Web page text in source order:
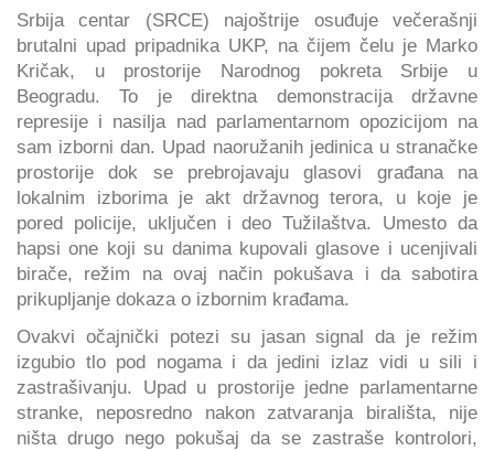
Srbija centar (SRCE) najoštrije osuđuje večerašnji
brutalni upad pripadnika UKP, na čijem čelu je Marko
Kričak, u prostorije Narodnog pokreta Srbije u
Beogradu. To je direktna demonstracija državne
represije i nasilja nad parlamentarnom opozicijom na
sam izborni dan. Upad naoružanih jedinica u stranačke
prostorije dok se prebrojavaju glasovi građana na
lokalnim izborima je akt državnog terora, u koje je
pored policije, uključen i deo Tužilaštva. Umesto da
hapsi one koji su danima kupovali glasove i ucenjivali
birače, režim na ovaj način pokušava i da sabotira
prikupljanje dokaza o izbornim krađama.
Ovakvi očajnički potezi su jasan signal da je režim
izgubio tlo pod nogama i da jedini izlaz vidi u sili i
zastrašivanju. Upad u prostorije jedne parlamentarne
stranke, neposredno nakon zatvaranja birališta, nije
ništa drugo nego pokušaj da se zastraše kontrolori,